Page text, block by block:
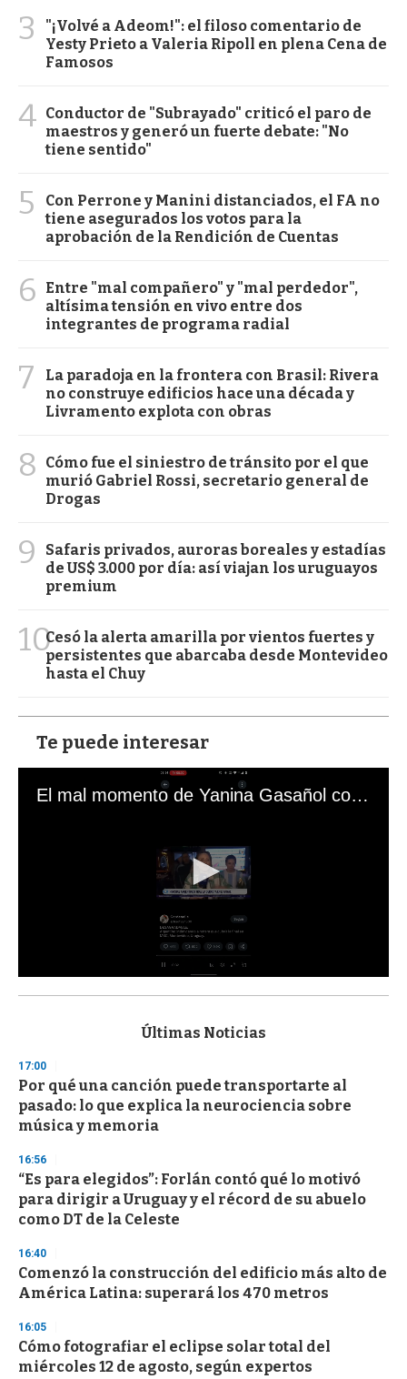
3
"¡Volvé a Adeom!": el filoso comentario de
Yesty Prieto a Valeria Ripoll en plena Cena de
Famosos
4 Conductor de "Subrayado" criticó el paro de
maestros y generó un fuerte debate: "No
tiene sentido"
5
Con Perrone y Manini distanciados, el FA no
tiene asegurados los votos para la
aprobación de la Rendición de Cuentas
6
Entre "mal compañero" y "mal perdedor",
altísima tensión en vivo entre dos
integrantes de programa radial
7
La paradoja en la frontera con Brasil: Rivera
no construye edificios hace una década y
Livramento explota con obras
8
Cómo fue el siniestro de tránsito por el que
murió Gabriel Rossi, secretario general de
Drogas
9
Safaris privados, auroras boreales y estadías
de US$ 3.000 por día: así viajan los uruguayos
premium
10Cesó la alerta amarilla por vientos fuertes y
persistentes que abarcaba desde Montevideo
hasta el Chuy
Te puede interesar
El mal momento de Yanina Gasañol con un hincha argentino en "Subrayado"
s
d
s
o
f
3
s
e
o
n
Últimas Noticias
17:00
Por qué una canción puede transportarte al
pasado: lo que explica la neurociencia sobre
música y memoria
16:56
“Es para elegidos”: Forlán contó qué lo motivó
para dirigir a Uruguay y el récord de su abuelo
como DT de la Celeste
16:40
Comenzó la construcción del edificio más alto de
América Latina: superará los 470 metros
16:05
Cómo fotografiar el eclipse solar total del
miércoles 12 de agosto, según expertos